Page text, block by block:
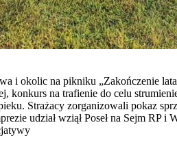
i okolic na pikniku „Zakończenie
konkurs na trafienie do celu
Strażacy zorganizowali pokaz
udział wziął Poseł na Sejm RP